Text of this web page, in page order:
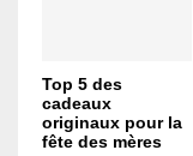
Top 5 des
cadeaux
originaux pour la
fête des mères